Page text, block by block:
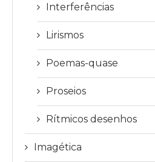
Interferências
Lirismos
Poemas-quase
Proseios
Rítmicos desenhos
Imagética